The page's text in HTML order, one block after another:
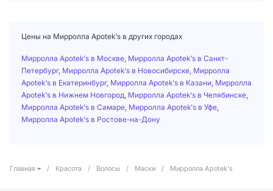
Цены на Мирролла Apotek's в других городах
Мирролла Apotek's в Москве Мирролла Apotek's в Санкт-
Петербург, Мирролла Apotek's в Новосибирске Мирролла
Apotek's в Екатеринбург, Мирролла Apotek's в Казани Мирролла
Apotek's в Нижнем Новгород Мирролла Apotek's в Челябинске
Мирролла Apotek's в Самаре Мирролла Apotek's в Уфе
Мирролла Apotek's в Ростове-на-Дону
Главная / Красота / Волосы / Маски / Мирролла Apotek's